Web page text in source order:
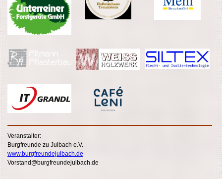
Veranstalter:
Burgfreunde zu Julbach e.V.
www.burgfreundejulbach.de
Vorstand@burgfreundejulbach.de